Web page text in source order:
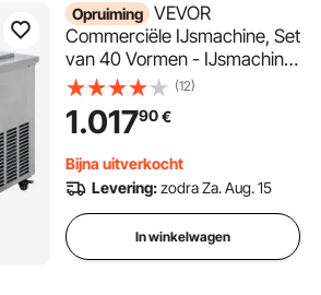
Opruiming VEVOR
Commerciële IJsmachine, Set
van 40 Vormen - IJsmachine
met 40 Stuks, Commerciële
IJslollymachine van Roestvrij
Staal, IJslollystokjesmaker
Melktheewinkels
(12)
1.01790€
Bijna uitverkocht
Levering:zodra Za. Aug. 15
In winkelwagen